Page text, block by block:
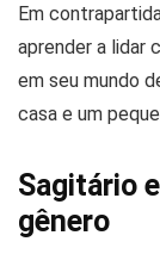
Em
aprender a lidar
em seu mundo
casa e um
Sagitário
gênero